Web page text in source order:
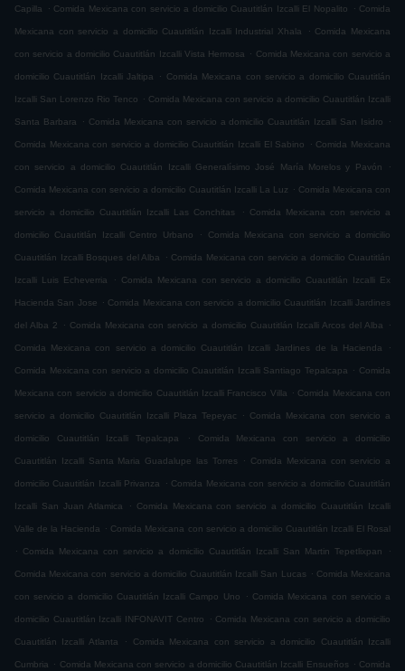
Capilla . Comida Mexicana con servicio a domicilio Cuautitlán Izcalli El Nopalito . Comida
Mexicana con servicio a domicilio Cuautitlán Izcalli Industrial Xhala . Comida Mexicana
con servicio a domicilio Cuautitlán Izcalli Vista Hermosa . Comida Mexicana con servicio a
domicilio Cuautitlán Izcalli Jaltipa . Comida Mexicana con servicio a domicilio Cuautitlán
Izcalli San Lorenzo Rio Tenco . Comida Mexicana con servicio a domicilio Cuautitlán Izcalli
Santa Barbara . Comida Mexicana con servicio a domicilio Cuautitlán Izcalli San Isidro .
Comida Mexicana con servicio a domicilio Cuautitlán Izcalli El Sabino . Comida Mexicana
con servicio a domicilio Cuautitlán Izcalli Generalísimo José María Morelos y Pavón .
Comida Mexicana con servicio a domicilio Cuautitlán Izcalli La Luz . Comida Mexicana con
servicio a domicilio Cuautitlán Izcalli Las Conchitas . Comida Mexicana con servicio a
domicilio Cuautitlán Izcalli Centro Urbano . Comida Mexicana con servicio a domicilio
Cuautitlán Izcalli Bosques del Alba . Comida Mexicana con servicio a domicilio Cuautitlán
Izcalli Luis Echeverria . Comida Mexicana con servicio a domicilio Cuautitlán Izcalli Ex
Hacienda San Jose . Comida Mexicana con servicio a domicilio Cuautitlán Izcalli Jardines
del Alba 2 . Comida Mexicana con servicio a domicilio Cuautitlán Izcalli Arcos del Alba .
Comida Mexicana con servicio a domicilio Cuautitlán Izcalli Jardines de la Hacienda .
Comida Mexicana con servicio a domicilio Cuautitlán Izcalli Santiago Tepalcapa . Comida
Mexicana con servicio a domicilio Cuautitlán Izcalli Francisco Villa . Comida Mexicana con
servicio a domicilio Cuautitlán Izcalli Plaza Tepeyac . Comida Mexicana con servicio a
domicilio Cuautitlán Izcalli Tepalcapa . Comida Mexicana con servicio a domicilio
Cuautitlán Izcalli Santa Maria Guadalupe las Torres . Comida Mexicana con servicio a
domicilio Cuautitlán Izcalli Privanza . Comida Mexicana con servicio a domicilio Cuautitlán
Izcalli San Juan Atlamica . Comida Mexicana con servicio a domicilio Cuautitlán Izcalli
Valle de la Hacienda . Comida Mexicana con servicio a domicilio Cuautitlán Izcalli El Rosal
.
Comida Mexicana con servicio a domicilio Cuautitlán Izcalli San Martin Tepetlixpan .
Comida Mexicana con servicio a domicilio Cuautitlán Izcalli San Lucas . Comida Mexicana
con servicio a domicilio Cuautitlán Izcalli Campo Uno . Comida Mexicana con servicio a
domicilio Cuautitlán Izcalli INFONAVIT Centro . Comida Mexicana con servicio a domicilio
Cuautitlán Izcalli Atlanta . Comida Mexicana con servicio a domicilio Cuautitlán Izcalli
Cumbria . Comida Mexicana con servicio a domicilio Cuautitlán Izcalli Ensueños . Comida